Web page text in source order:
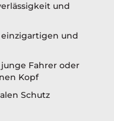
und
einzigartigen und
junge Fahrer oder
Kopf
Schutz